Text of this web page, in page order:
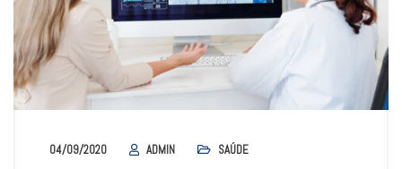
04/09/2020 ADMIN SAÚDE